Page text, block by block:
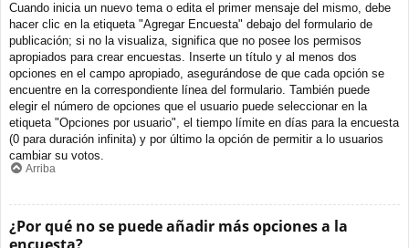
Cuando inicia un nuevo tema o edita el primer mensaje del mismo, debe
hacer clic en la etiqueta "Agregar Encuesta" debajo del formulario de
publicación; si no la visualiza, significa que no posee los permisos
apropiados para crear encuestas. Inserte un título y al menos dos
opciones en el campo apropiado, asegurándose de que cada opción se
encuentre en la correspondiente línea del formulario. También puede
elegir el número de opciones que el usuario puede seleccionar en la
etiqueta "Opciones por usuario", el tiempo límite en días para la encuesta
(0 para duración infinita) y por último la opción de permitir a lo usuarios
cambiar su votos.
Arriba
¿Por qué no se puede añadir más opciones a la